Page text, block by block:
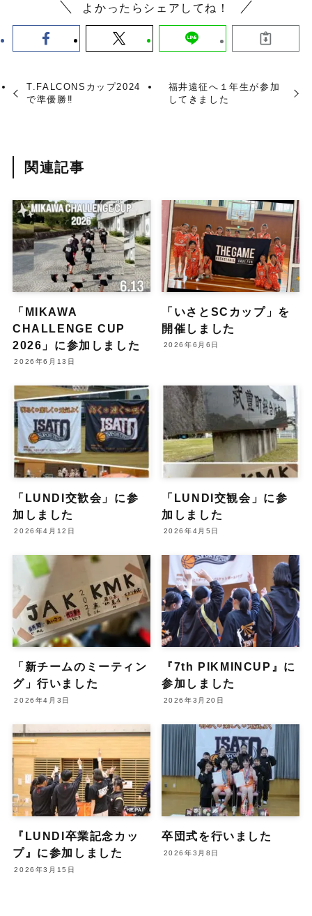
よかったらシェアしてね！
T.FALCONSカップ2024
で準優勝‼︎
福井遠征へ１年生が参加
してきました
関連記事
「MIKAWA
CHALLENGE CUP
2026」に参加しました
2026年6月13日
「いさとSCカップ」を
開催しました
2026年6月6日
「LUNDI交歓会」に参
加しました
2026年4月12日
「LUNDI交観会」に参
加しました
2026年4月5日
「新チームのミーティン
グ」行いました
2026年4月3日
『7th PIKMINCUP』に
参加しました
2026年3月20日
『LUNDI卒業記念カッ
プ』に参加しました
2026年3月15日
卒団式を行いました
2026年3月8日